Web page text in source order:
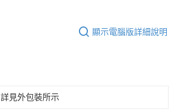
顯示電腦版詳細說明
詳見外包裝所示